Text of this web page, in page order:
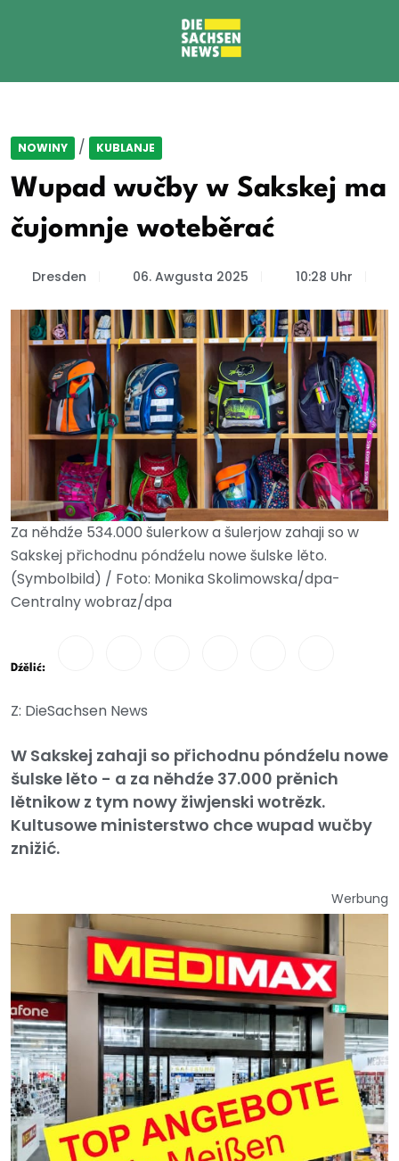
NOWINY / KUBLANJE
Wupad wučby w Sakskej ma
čujomnje woteběrać
Dresden 06. Awgusta 2025 10:28 Uhr
Za něhdźe 534.000 šulerkow a šulerjow zahaji so w
Sakskej přichodnu póndźelu nowe šulske lěto.
(Symbolbild) / Foto: Monika Skolimowska/dpa-
Centralny wobraz/dpa
Dźělić:
Z: DieSachsen News
W Sakskej zahaji so přichodnu póndźelu nowe
šulske lěto - a za něhdźe 37.000 prěnich
lětnikow z tym nowy žiwjenski wotrězk.
Kultusowe ministerstwo chce wupad wučby
znižić.
Werbung